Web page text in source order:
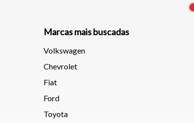
Marcas mais buscadas
Volkswagen
Chevrolet
Fiat
Ford
Toyota